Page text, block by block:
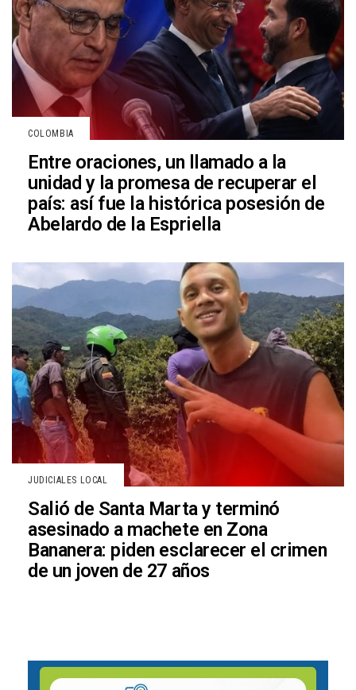
COLOMBIA
Entre oraciones, un llamado a la
unidad y la promesa de recuperar el
país: así fue la histórica posesión de
Abelardo de la Espriella
JUDICIALES LOCAL
Salió de Santa Marta y terminó
asesinado a machete en Zona
Bananera: piden esclarecer el crimen
de un joven de 27 años